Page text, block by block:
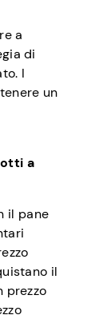
a
di
I
un
a
il pane
il
prezzo